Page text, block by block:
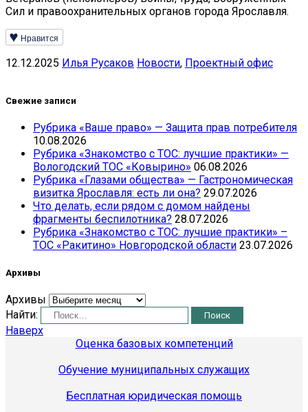
Сил и правоохранительных органов города Ярославля.
Нравится
12.12.2025 Илья Русаков Новости, Проектный офис
Свежие записи
Рубрика «Ваше право» — Защита прав потребителя
10.08.2026
Рубрика «Знакомство с ТОС: лучшие практики» —
Вологодский ТОС «Ковырино» 06.08.2026
Рубрика «Глазами общества» — Гастрономическая
визитка Ярославля: есть ли она? 29.07.2026
Что делать, если рядом с домом найдены
фрагменты беспилотника? 28.07.2026
Рубрика «Знакомство с ТОС: лучшие практики» –
ТОС «Ракитино» Новгородской области 23.07.2026
Архивы
Архивы
Найти:
Наверх
Оценка базовых компетенций
Обучение муниципальных служащих
Бесплатная юридическая помощь